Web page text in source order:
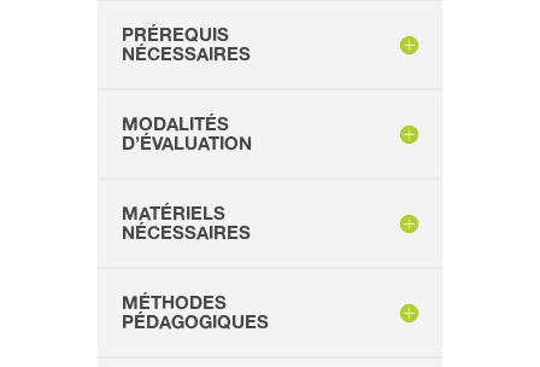
PRÉREQUIS
NÉCESSAIRES
MODALITÉS
D’ÉVALUATION
MATÉRIELS
NÉCESSAIRES
MÉTHODES
PÉDAGOGIQUES